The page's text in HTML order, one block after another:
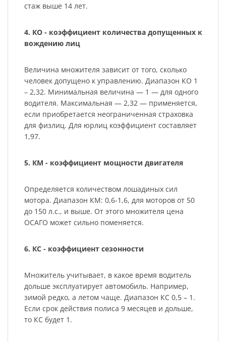
стаж выше 14 лет.
4. КО - коэффициент количества допущенных к
вождению лиц
Величина множителя зависит от того, сколько
человек допущено к управлению. Диапазон КО 1
– 2,32. Минимальная величина — 1 — для одного
водителя. Максимальная — 2,32 — применяется,
если приобретается неограниченная страховка
для физлиц. Для юрлиц коэффициент составляет
1,97.
5. КМ - коэффициент мощности двигателя
Определяется количеством лошадиных сил
мотора. Диапазон КМ: 0,6-1,6, для моторов от 50
до 150 л.с., и выше. От этого множителя цена
ОСАГО может сильно поменяется.
6. КС - коэффициент сезонности
Множитель учитывает, в какое время водитель
дольше эксплуатирует автомобиль. Например,
зимой редко, а летом чаще. Диапазон КС 0,5 – 1.
Если срок действия полиса 9 месяцев и дольше,
то КС будет 1.